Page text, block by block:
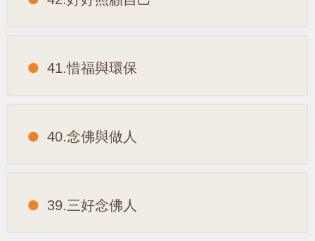
41.惜福與環保
40.念佛與做人
39.三好念佛人